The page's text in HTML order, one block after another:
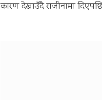
कारण देखाउँदै राजीनामा